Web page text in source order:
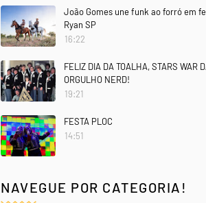
João Gomes une funk ao forró em
Ryan SP
16:22
FELIZ DIA DA TOALHA, STARS WAR
ORGULHO NERD!
19:21
FESTA PLOC
14:51
NAVEGUE POR CATEGORIA!